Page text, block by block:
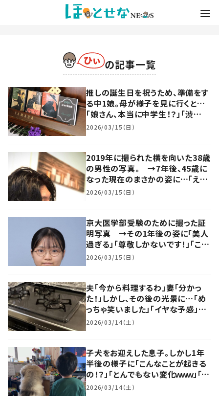
の記事一覧
推しの誕生日を祝うため、準備をす
る中1娘。母が様子を見に行くと…
「娘さん、本当に中学生！？」「渋
い…！」「将来有望すぎる」
2026/03/15（日）
2019年に撮られた横を向いた38歳
の男性の写真。 →7年後、45歳に
なった現在のまさかの姿に…「えぇ
ぇ！？」「イケメン」「3度見しました」
2026/03/15（日）
京大医学部受験のために撮った証
明写真 →その1年後の姿に「美人
過ぎる」「尊敬しかないです！」「これ
は嫉妬されるわ」
2026/03/15（日）
夫「今から料理するわ」妻「分かっ
た！」しかし、その後の光景に…「め
っちゃ笑いました」「イヤな予感」
「え！なになに？」
2026/03/14（土）
子犬をお迎えした息子。しかし1年
半後の様子に「こんなことが起きる
の！？」「とんでもない変化ｗｗｗ」「物
凄い」「感激」
2026/03/14（土）